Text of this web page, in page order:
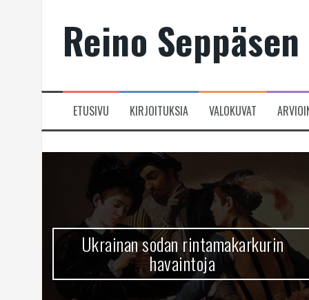
Reino
ETUSIVU KIRJOITUKSIA VALOKUVAT
Ukrainan sodan rintamakarkurin
havaintoja